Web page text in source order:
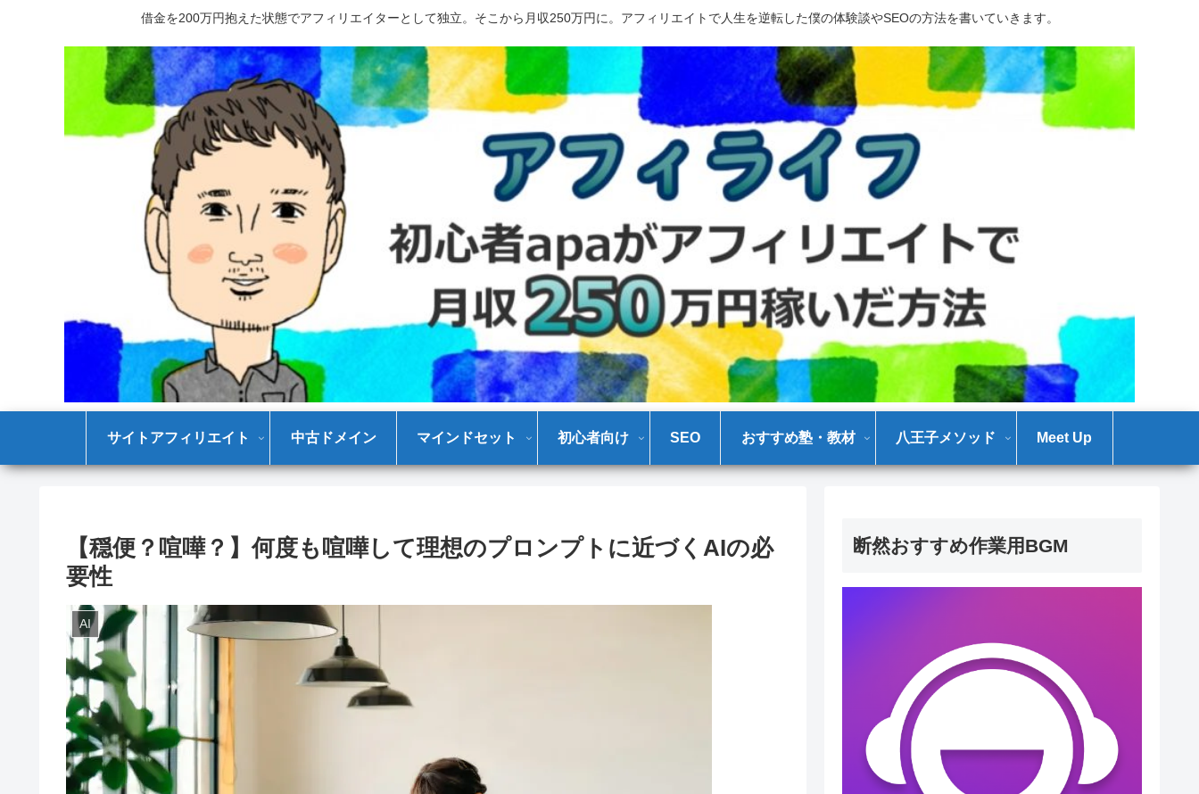
借金を200万円抱えた状態でアフィリエイターとして独立。そこから月収250万円に。アフィリエイトで人生を逆転した僕の体験談やSEOの方法を書いていきます。
サイトアフィリエイト 中古ドメイン マインドセット 初心者向け SEO おすすめ塾・教材 八王子メソッド Meet Up
【穏便？喧嘩？】何度も喧嘩して理想のプロンプトに近づくAIの必
要性
AI
断然おすすめ作業用BGM